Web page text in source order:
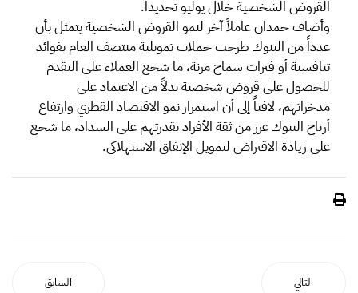
القروض الشخصية خلال يوليو تحديداً.
وأضاف حمدان عاملاً آخر لنمو القروض الشخصية يتمثل بأن
عدداً من البنوك طرحت حملات تمويلية منتصف العام بفوائد
تنافسية أو فترات سماح مرنة، ما شجع العملاء على التقدم
للحصول على قروض شخصية بدلاً من الاعتماد على
مدخراتهم، لافتاً إلى أن استمرار نمو الاقتصاد القطري وارتفاع
أرباح البنوك عزز من ثقة الأفراد بقدرتهم على السداد، ما شجع
على زيادة الاقتراض لتمويل الإنفاق الاستهلاكي.
السابق التالي